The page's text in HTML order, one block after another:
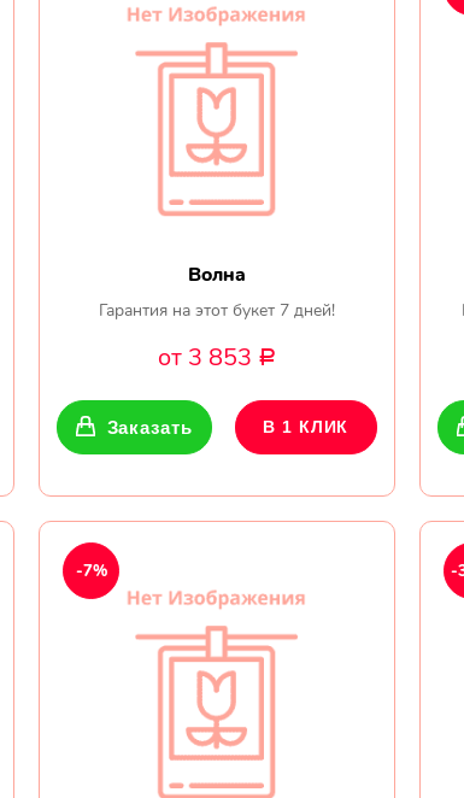
Волна
Гарантия на этот букет 7 дней!
от 3 853 Р
Заказать В 1 КЛИК
-7% -